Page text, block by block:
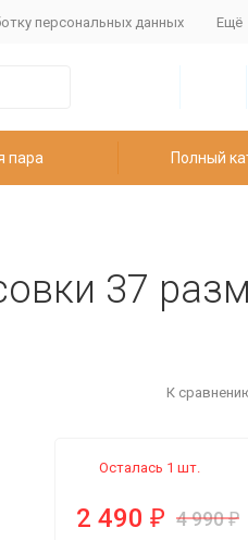
персональных данных Ещё
пара Полный
37
К
Осталась 1 шт.
2 490 ₽ 4 990₽